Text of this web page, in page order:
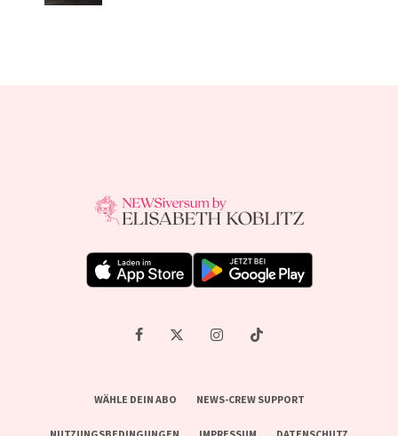
WÄHLE DEIN ABO NEWS-CREW SUPPORT